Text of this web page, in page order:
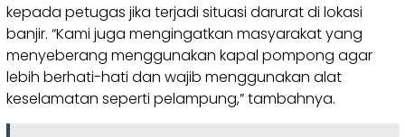
kepada petugas jika terjadi situasi darurat di lokasi
banjir. “Kami juga mengingatkan masyarakat yang
menyeberang menggunakan kapal pompong agar
lebih berhati-hati dan wajib menggunakan alat
keselamatan seperti pelampung,” tambahnya.